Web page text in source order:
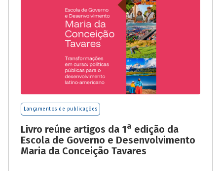
Lançamentos de publicações
Livro reúne artigos da 1a edição da
Escola de Governo e Desenvolvimento
Maria da Conceição Tavares